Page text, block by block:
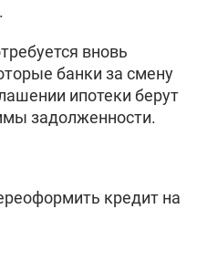
вновь
банки за смену
ипотеки берут
задолженности.
кредит на